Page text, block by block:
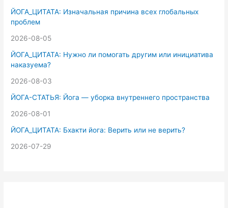
ЙОГА_ЦИТАТА: Изначальная причина всех глобальных
проблем
2026-08-05
ЙОГА_ЦИТАТА: Нужно ли помогать другим или инициатива
наказуема?
2026-08-03
ЙОГА-СТАТЬЯ: Йога — уборка внутреннего пространства
2026-08-01
ЙОГА_ЦИТАТА: Бхакти йога: Верить или не верить?
2026-07-29